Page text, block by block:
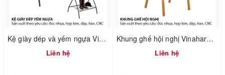
Kệ giày dép và yếm ngựa Vinahardware 2302.1.64006
Liên hệ
Khung ghế hội nghị Vinahardware mã 2302.1.7586
Liên hệ